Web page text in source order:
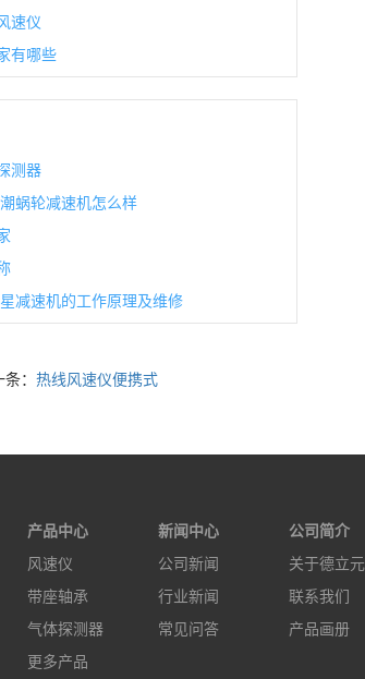
速仪
有哪些
测器
蜗轮减速机怎么样
减速机的工作原理及维修
： 热线风速仪便携式
产品中心
风速仪
带座轴承
气体探测器
更多产品
新闻中心
公司新闻
行业新闻
常见问答
公司简介
关于德立元
联系我们
产品画册